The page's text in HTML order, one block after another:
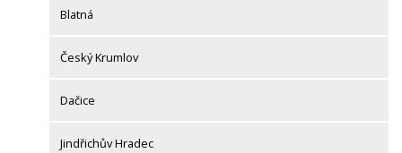
Blatná
Český Krumlov
Dačice
Jindřichův Hradec